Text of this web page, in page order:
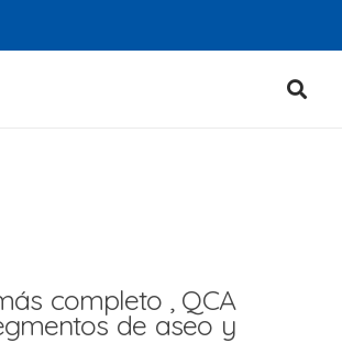
completo , QCA
de aseo y